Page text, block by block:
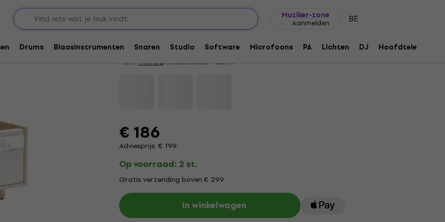
Muziker-zone
Aanmelden BE
Drums Blaasinstrumenten Snaren Studio Software Microfoons PA Lichten DJ Hoofdtelefoons
Victrola Century Signature Beige Platenspeler
5 /5 4 x beoordeeld
Merk: VictrolaProductcode: . 1166119
€ 186
Adviesprijs: € 199
Op voorraad: 2 st.
Gratis verzending boven € 299
In winkelwagen